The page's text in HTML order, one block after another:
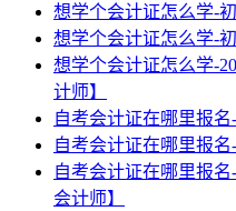
想学个会计证怎么学-
想学个会计证怎么学-
想学个会计证怎么学-
计师】
自考会计证在哪里报
自考会计证在哪里报
自考会计证在哪里报
会计师】